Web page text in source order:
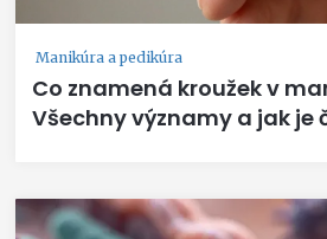
Manikúra a pedikúra
Co znamená kroužek v
Všechny významy a jak je